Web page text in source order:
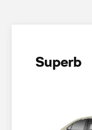
Superb